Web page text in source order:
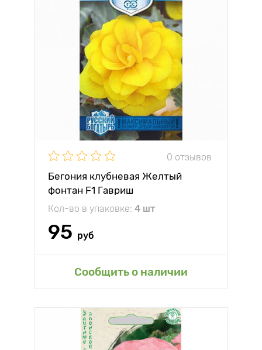
0 отзывов
Бегония клубневая Желтый
фонтан F1 Гавриш
Кол-во в упаковке: 4 шт
95 руб
Сообщить о наличии